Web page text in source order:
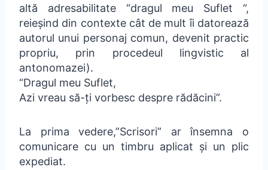
altă adresabilitate “dragul meu Suflet “,
reieșind din contexte cât de mult îi datorează
autorul unui personaj comun, devenit practic
propriu, prin procedeul lingvistic al
antonomazei).
“Dragul meu Suflet,
Azi vreau să-ți vorbesc despre rădăcini”.
La prima vedere,”Scrisori” ar însemna o
comunicare cu un timbru aplicat și un plic
expediat.